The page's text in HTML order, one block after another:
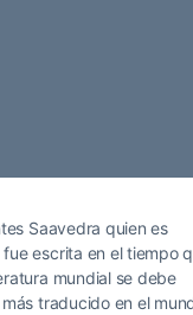
Saavedra quien es
escrita en el tiempo
mundial se debe
traducido en el